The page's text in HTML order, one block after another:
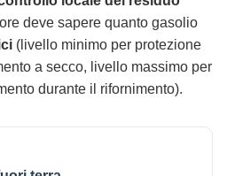
deve sapere quanto gasolio
(livello minimo per protezione
a secco, livello massimo per
durante il rifornimento).